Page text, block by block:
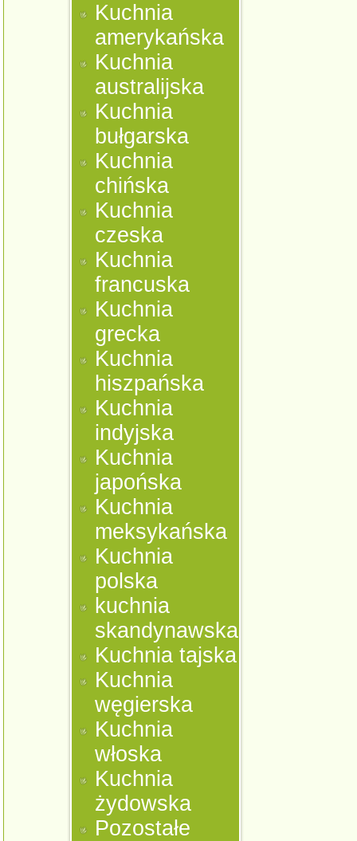
Kuchnia
amerykańska
Kuchnia
australijska
Kuchnia
bułgarska
Kuchnia
chińska
Kuchnia
czeska
Kuchnia
francuska
Kuchnia
grecka
Kuchnia
hiszpańska
Kuchnia
indyjska
Kuchnia
japońska
Kuchnia
meksykańska
Kuchnia
polska
kuchnia
skandynawska
Kuchnia tajska
Kuchnia
węgierska
Kuchnia
włoska
Kuchnia
żydowska
Pozostałe